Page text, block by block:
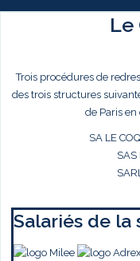
Le
Trois procédures de
des trois structures
de Paris
SA LE
SAS
Salariés de la